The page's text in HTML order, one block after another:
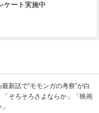
ケート実施中
新話で“モモンガの考察”が白
そろそろさよならか」「映画